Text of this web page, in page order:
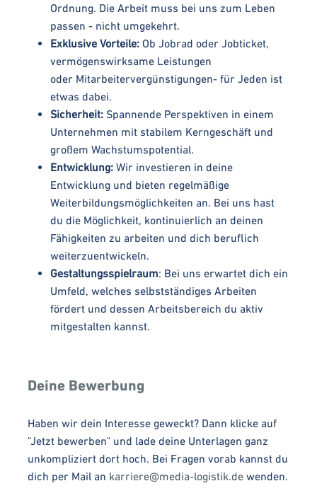
Ordnung. Die Arbeit muss bei uns zum Leben
passen - nicht umgekehrt.
Exklusive Vorteile: Ob Jobrad oder Jobticket,
vermögenswirksame Leistungen
oder Mitarbeitervergünstigungen- für Jeden ist
etwas dabei.
Sicherheit: Spannende Perspektiven in einem
Unternehmen mit stabilem Kerngeschäft und
großem Wachstumspotential.
Entwicklung: Wir investieren in deine
Entwicklung und bieten regelmäßige
Weiterbildungsmöglichkeiten an. Bei uns hast
du die Möglichkeit, kontinuierlich an deinen
Fähigkeiten zu arbeiten und dich beruflich
weiterzuentwickeln.
Gestaltungsspielraum: Bei uns erwartet dich ein
Umfeld, welches selbstständiges Arbeiten
fördert und dessen Arbeitsbereich du aktiv
mitgestalten kannst.
Deine Bewerbung
Haben wir dein Interesse geweckt? Dann klicke auf
"Jetzt bewerben" und lade deine Unterlagen ganz
unkompliziert dort hoch. Bei Fragen vorab kannst du
dich per Mail an karriere@media-logistik.de wenden.